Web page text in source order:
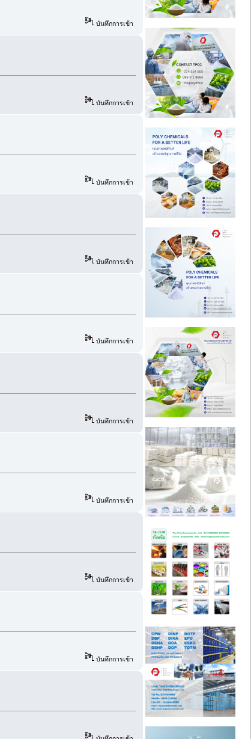
บันทึกการเข้า
บันทึกการเข้า
บันทึกการเข้า
บันทึกการเข้า
บันทึกการเข้า
บันทึกการเข้า
บันทึกการเข้า
บันทึกการเข้า
บันทึกการเข้า